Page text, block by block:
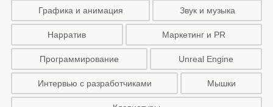
Графика и анимация Звук и музыка
Нарратив Маркетинг и PR
Программирование Unreal Engine
Интервью с разработчиками Мышки